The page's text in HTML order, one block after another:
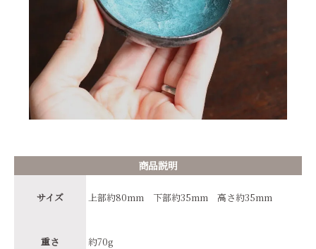
商品説明
サイズ 上部約80mm 下部約35mm 高さ約35mm
重さ 約70g